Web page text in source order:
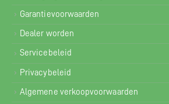
Garantievoorwaarden
Dealer worden
Servicebeleid
Privacybeleid
Algemene verkoopvoorwaarden